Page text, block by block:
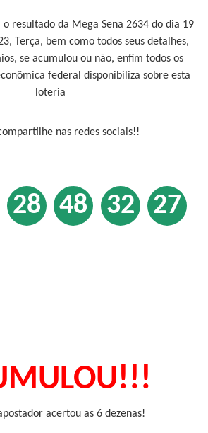
resultado da Mega Sena 2634 do dia 19
Terça, bem como todos seus detalhes,
se acumulou ou não, enfim todos os
federal disponibiliza sobre esta
loteria
nas redes sociais!!
28 48 32 27
acertou as 6 dezenas!